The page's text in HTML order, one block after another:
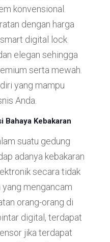
konvensional.
dengan harga
digital lock
elegan sehingga
serta mewah.
yang mampu
Anda.
Bahaya Kebakaran
suatu gedung
adanya kebakaran
secara tidak
mengancam
orang-orang di
digital, terdapat
jika terdapat